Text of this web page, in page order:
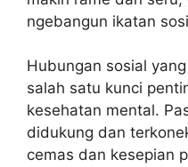
ngebangun ikatan
Hubungan sosial
salah satu kunci
kesehatan mental.
didukung dan
cemas dan kesepian